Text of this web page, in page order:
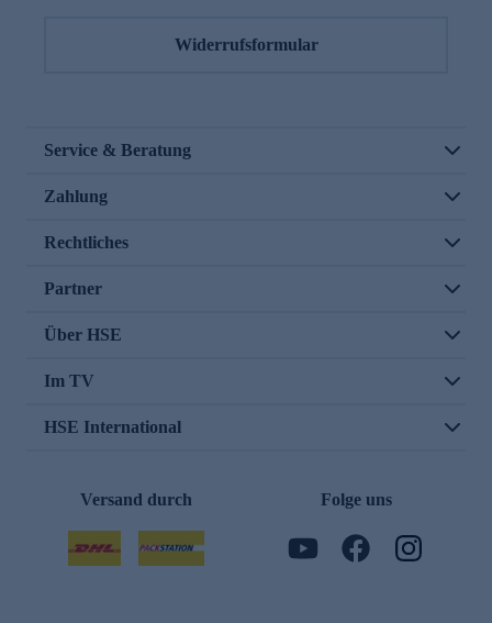
Widerrufsformular
Service & Beratung
Zahlung
Rechtliches
Partner
Über HSE
Im TV
HSE International
Versand durch Folge uns